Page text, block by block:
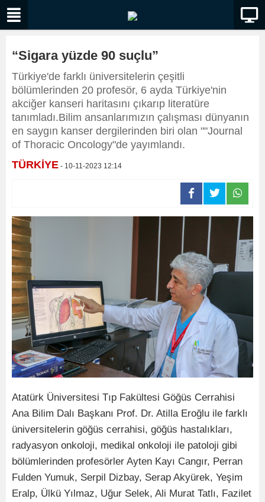
“Sigara yüzde 90 suçlu”
Türkiye'de farklı üniversitelerin çeşitli
bölümlerinden 20 profesör, 6 ayda Türkiye'nin
akciğer kanseri haritasını çıkarıp literatüre
tanımladı.Bilim ansanlarımızın çalışması dünyanın
en saygın kanser dergilerinden biri olan ""Journal
of Thoracic Oncology"de yayımlandı.
TÜRKİYE - 10-11-2023 12:14
Atatürk Üniversitesi Tıp Fakültesi Göğüs Cerrahisi
Ana Bilim Dalı Başkanı Prof. Dr. Atilla Eroğlu ile farklı
üniversitelerin göğüs cerrahisi, göğüs hastalıkları,
radyasyon onkoloji, medikal onkoloji ile patoloji gibi
bölümlerinden profesörler Ayten Kayı Cangır, Perran
Fulden Yumuk, Serpil Dizbay, Serap Akyürek, Yeşim
Eralp, Ülkü Yılmaz, Uğur Selek, Ali Murat Tatlı, Fazilet